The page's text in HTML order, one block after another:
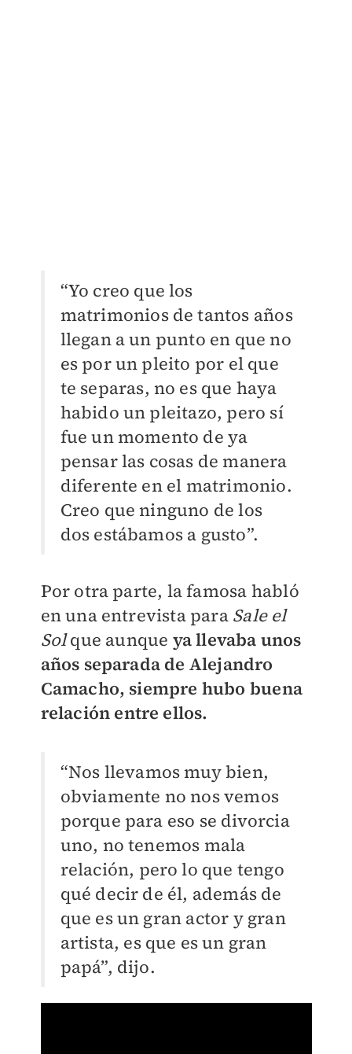
“Yo creo que los
matrimonios de tantos años
llegan a un punto en que no
es por un pleito por el que
te separas, no es que haya
habido un pleitazo, pero sí
fue un momento de ya
pensar las cosas de manera
diferente en el matrimonio.
Creo que ninguno de los
dos estábamos a gusto”.
Por otra parte, la famosa habló
en una entrevista para Sale el
Solque aunque ya llevaba unos
años separada de Alejandro
Camacho, siempre hubo buena
relación entre ellos.
“Nos llevamos muy bien,
obviamente no nos vemos
porque para eso se divorcia
uno, no tenemos mala
relación, pero lo que tengo
qué decir de él, además de
que es un gran actor y gran
artista, es que es un gran
papá”, dijo.